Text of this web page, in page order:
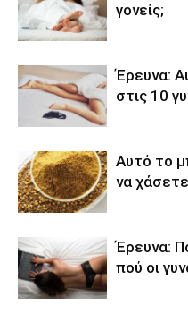
γονείς;
Έρευνα:
στις 10
Αυτό το
να
Έρευνα:
πού οι